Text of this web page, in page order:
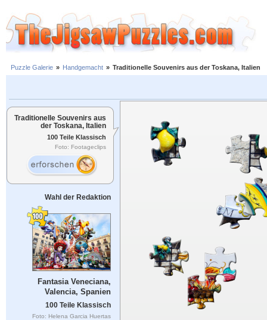
Puzzle Galerie » Handgemacht » Traditionelle Souvenirs aus der Toskana, Italien
Traditionelle Souvenirs aus
der Toskana, Italien
100 Teile Klassisch
Foto: Footageclips
Wahl der Redaktion
Fantasia Veneciana,
Valencia, Spanien
100 Teile Klassisch
Foto: Helena Garcia Huertas